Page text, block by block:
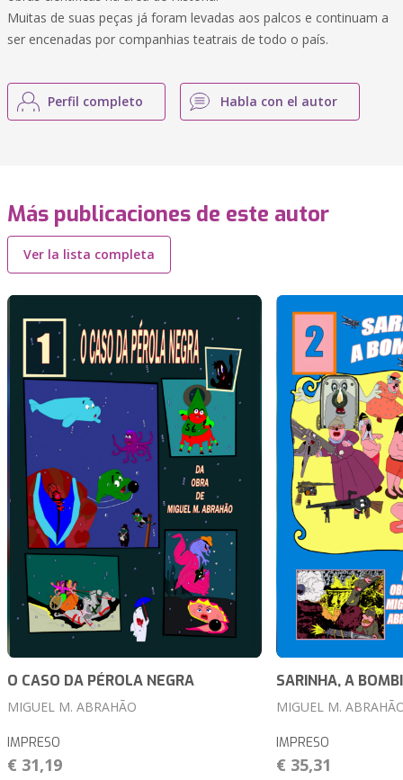
Muitas de suas peças já foram levadas aos palcos e continuam a
ser encenadas por companhias teatrais de todo o país.
Perfil completo Habla con el autor
Más publicaciones de este autor
Ver la lista completa
O CASO DA PÉROLA NEGRA
MIGUEL M. ABRAHÃO
IMPRESO
€ 31,19
SARINHA, A
MIGUEL M.
IMPRESO
€ 35,31